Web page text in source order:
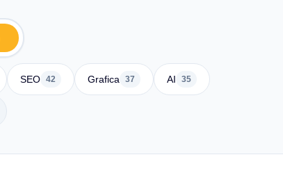
SEO 42 Grafica 37 AI 35